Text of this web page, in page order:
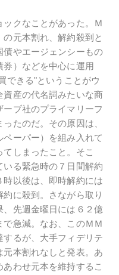
クなことがあった。Ｍ
元本割れ、解約殺到と
債やエージェンシーもの
券）などを中心に運用
できる"ということがウ
資産の代名詞みたいな商
ブ社のプライマリーフ
たのだ。その原因は、
ーパー）を組み入れて
しまったこと。そこ
る緊急時の７日間解約
以後は、即時解約には
に殺到。さながら取り
先週金曜日には６２億
で急減。なお、このＭＭ
するが、大手フィデリテ
元本割れなしと発表。あ
わせ元本を維持するこ